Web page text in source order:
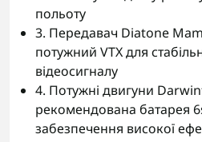
польоту
3. Передавач Diatone
потужний VTX для
відеосигналу
4. Потужні двигуни
рекомендована батарея
забезпечення високої